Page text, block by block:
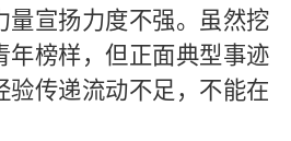
宣扬力度不强。虽然挖
年榜样，但正面典型事迹
验传递流动不足，不能在